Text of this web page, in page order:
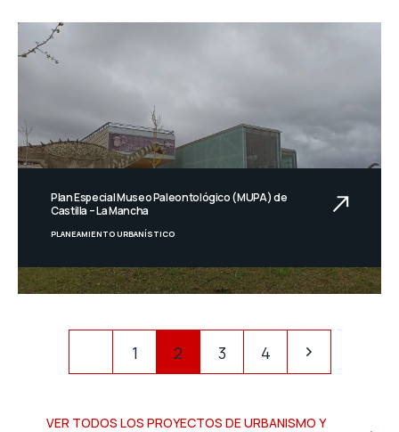
Plan Especial Museo Paleontológico (MUPA) de
Castilla – La Mancha
PLANEAMIENTO URBANÍSTICO
1 2 3 4
VER TODOS LOS PROYECTOS DE URBANISMO Y